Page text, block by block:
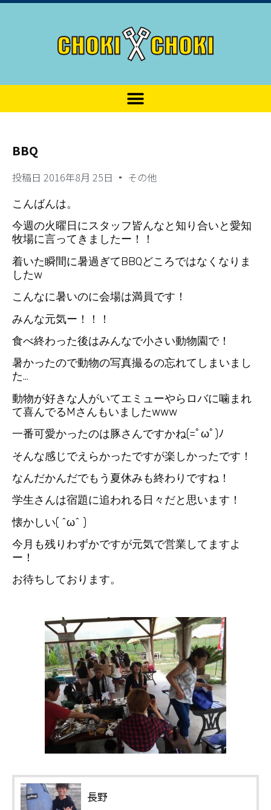
BBQ
投稿日 2016年8月 25日 その他
こんばんは。
今週の火曜日にスタッフ皆んなと知り合いと愛知
牧場に言ってきましたー！！
着いた瞬間に暑過ぎてBBQどころではなくなりま
したw
こんなに暑いのに会場は満員です！
みんな元気ー！！！
食べ終わった後はみんなで小さい動物園で！
暑かったので動物の写真撮るの忘れてしまいまし
た…
動物が好きな人がいてエミューやらロバに噛まれ
て喜んでるMさんもいましたwww
一番可愛かったのは豚さんですかね(=ﾟωﾟ)ﾉ
そんな感じでえらかったですが楽しかったです！
なんだかんだでもう夏休みも終わりですね！
学生さんは宿題に追われる日々だと思います！
懐かしい( ^ω^ )
今月も残りわずかですが元気で営業してますよ
ー！
お待ちしております。
長野